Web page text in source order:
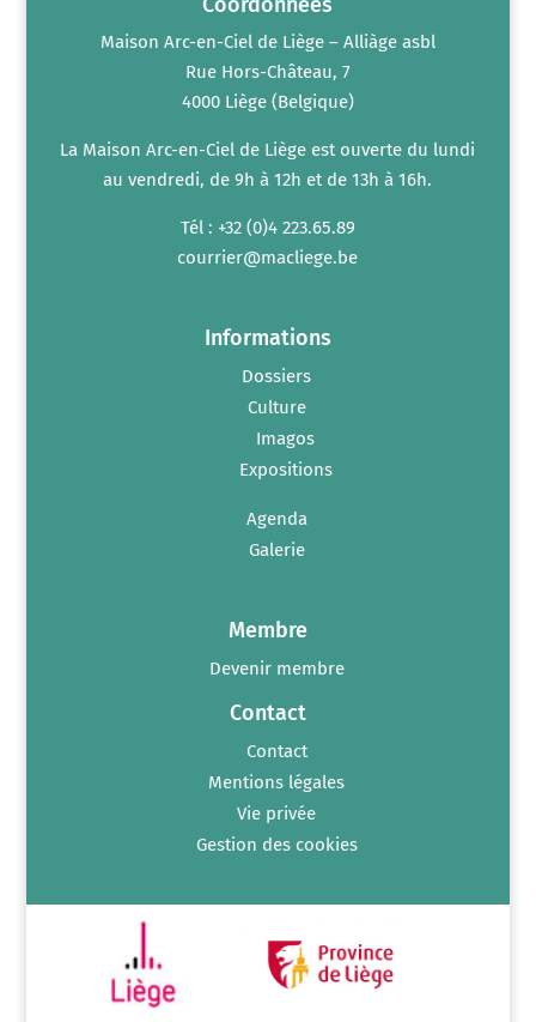
Maison Arc-en-Ciel de Liège – Alliàge asbl
Rue Hors-Château, 7
4000 Liège (Belgique)
La Maison Arc-en-Ciel de Liège est ouverte du lundi
au vendredi, de 9h à 12h et de 13h à 16h.
Tél : +32 (0)4 223.65.89
courrier@macliege.be
Informations
Dossiers
Culture
Imagos
Expositions
Agenda
Galerie
Membre
Devenir membre
Contact
Contact
Mentions légales
Vie privée
Gestion des cookies